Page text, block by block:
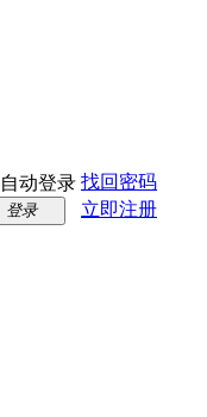
自动登录 找回密码
登录
立即注册